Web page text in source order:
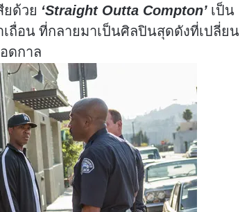
ด้วย ‘Straight Outta Compton’ เป็น
ถื่อน ที่กลายมาเป็นศิลปินสุดดังที่เปลี่ยน
ดกาล